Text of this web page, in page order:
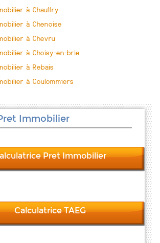
à Chauffry
à Chenoise
à Chevru
à Choisy-en-brie
à Rebais
à Coulommiers
Immobilier
Pret Immobilier
Calculatrice TAEG